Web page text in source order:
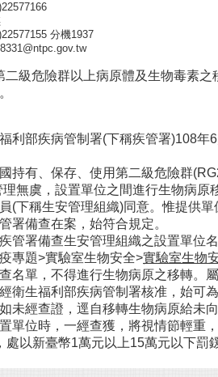
分機1937
二級危險群以上病原體及生物毒素
利部疾病管制署(下稱疾管署)108年
持有、保存、使用第二級危險群
無虞，設置單位之間進行生物病原
(下稱生安管理組織)同意。惟提供
署備查在案，始符合規定。
管署備查生安管理組織之設置單位
專題>實驗室生物安全>實驗室生物
名單，不得進行生物病原之移轉。
衛生福利部疾病管制署核准，始可
未經查證，逕自移轉生物病原給未
單位時，一經查獲，將視情節輕重
處以新臺幣1萬元以上15萬元以下罰